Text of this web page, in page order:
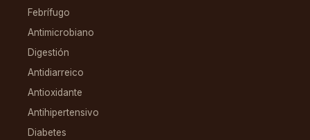
Febrífugo
Antimicrobiano
Digestión
Antidiarreico
Antioxidante
Antihipertensivo
Diabetes